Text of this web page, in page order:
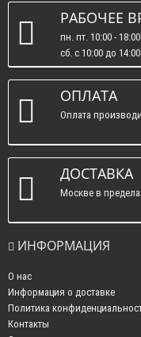
РАБОЧЕЕ
пн. пт. 10:00 - 18:00
сб. c 10:00 до 14:00
вс. : выходные.
ОПЛАТА
Оплата
ДОСТАВКА
Москве в
ИНФОРМАЦИЯ
О нас
Информация о доставке
Политика
Контакты